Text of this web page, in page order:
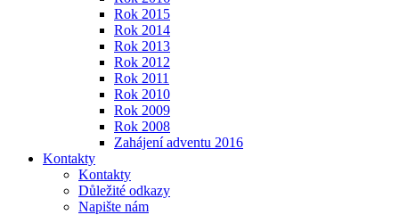
Rok 2015
Rok 2014
Rok 2013
Rok 2012
Rok 2011
Rok 2010
Rok 2009
Rok 2008
Zahájení adventu 2016
Kontakty
Kontakty
Důležité odkazy
Napište nám